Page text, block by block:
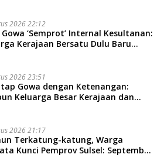
2026 22:12
Gowa ‘Semprot’ Internal Kesultanan:
Kerajaan Bersatu Dulu Baru
2026 23:51
Gowa dengan Ketenangan:
Keluarga Besar Kerajaan dan
dan Adab
2026 21:17
Terkatung-katung, Warga
Kunci Pemprov Sulsel: September